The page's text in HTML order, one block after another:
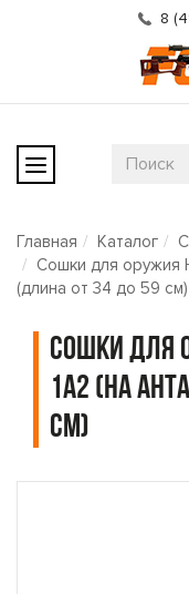
8
Главная Каталог
Сошки для оружия
(длина от 34 до 59 см)
Сошки для
1А2 (на
см)